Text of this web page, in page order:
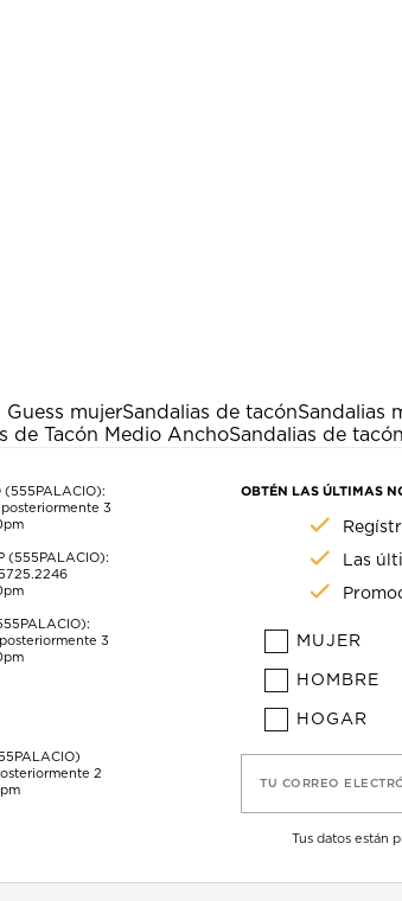
Guess mujerSandalias de tacónSandalias
de Tacón Medio AnchoSandalias de
(555PALACIO):
posteriormente 3
(555PALACIO):
3
2
OBTÉN LAS ÚLTIMAS
Las
MUJER
HOMBRE
HOGAR
TU CORREO
Tus datos están